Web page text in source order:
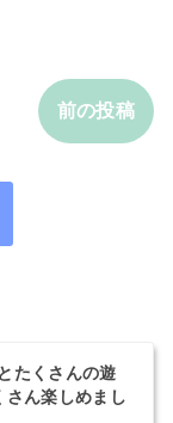
前の投稿
たくさんの遊
さん楽しめまし